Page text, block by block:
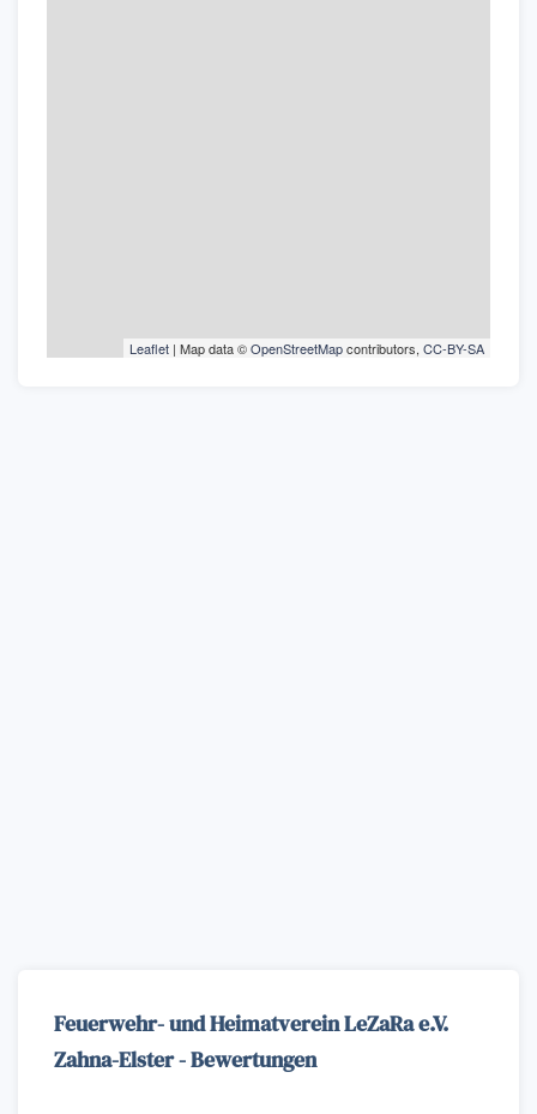
Leaflet | Map data ©OpenStreetMapcontributors, CC-BY-SA
Feuerwehr- und Heimatverein LeZaRa e.V.
Zahna-Elster - Bewertungen